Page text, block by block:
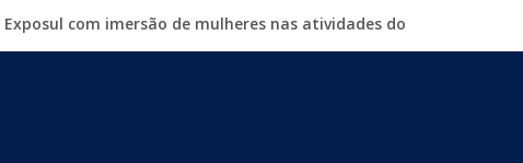
com imersão de mulheres nas atividades do
crimes digitais contra menores